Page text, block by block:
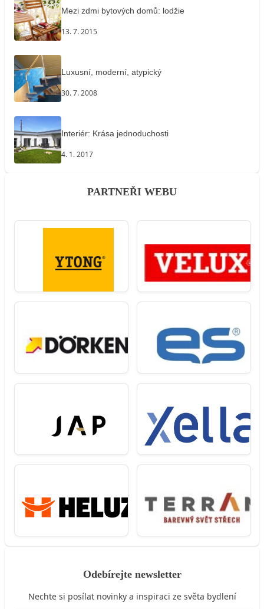
Mezi zdmi bytových domů: lodžie
13. 7. 2015
Luxusní, moderní, atypický
30. 7. 2008
Interiér: Krása jednoduchosti
4. 1. 2017
PARTNEŘI WEBU
Odebírejte newsletter
Nechte si posílat novinky a inspiraci ze světa bydlení